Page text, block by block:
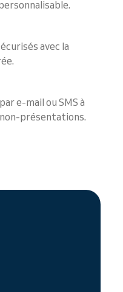
avec la
e-mail ou SMS à
présentations.